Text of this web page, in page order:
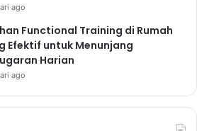
ago
Functional Training di Rumah
Efektif untuk Menunjang
Harian
ago